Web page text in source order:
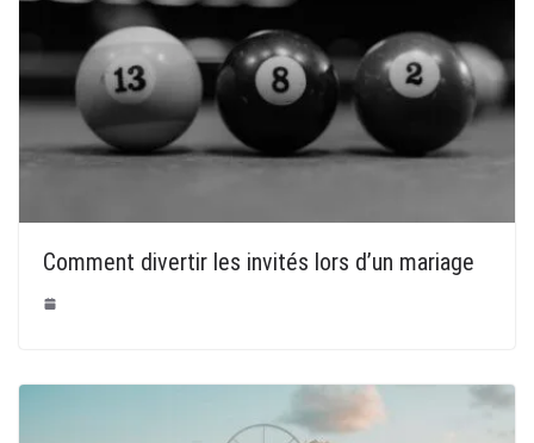
Comment divertir les invités lors d’un mariage